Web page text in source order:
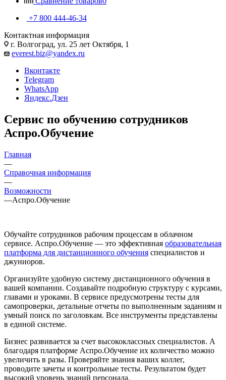
+7 800 444-46-34
Контактная информация
г. Волгоград, ул. 25 лет Октября, 1
everest.biz@yandex.ru
Вконтакте
Telegram
WhatsApp
Яндекс.Дзен
Сервис по обучению сотрудников
Аспро.Обучение
Главная
—
Справочная информация
—
Возможности
—Аспро.Обучение
Обучайте сотрудников рабочим процессам в облачном
сервисе. Аспро.Обучение — это эффективная образовательная
платформа для дистанционного обучения специалистов и
джуниоров.
Организуйте удобную систему дистанционного обучения в
вашей компании. Создавайте подробную структуру с курсами,
главами и уроками. В сервисе предусмотрены тесты для
самопроверки, детальные отчеты по выполненным заданиям и
умный поиск по заголовкам. Все инструменты представлены
в единой системе.
Бизнес развивается за счет высококлассных специалистов. А
благодаря платформе Аспро.Обучение их количество можно
увеличить в разы. Проверяйте знания ваших коллег,
проводите зачеты и контрольные тесты. Результатом будет
высокий уровень знаний персонала.